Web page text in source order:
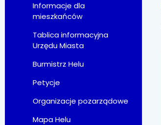
Informacje dla
mieszkańców
Tablica informacyjna
Urzędu Miasta
Burmistrz Helu
Petycje
Organizacje pozarządowe
Mapa Helu